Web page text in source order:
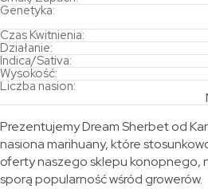
Genetyka:
Czas Kwitnienia:
Działanie:
Indica/Sativa:
Wysokość:
Liczba nasion:
Prezentujemy Dream Sherbet od
nasiona marihuany, które
oferty naszego sklepu konopnego,
sporą popularność wśród growerów.